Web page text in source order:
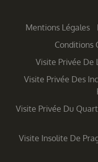
Mentions Légales
Conditions
Visite Privée De
Visite Privée Des
Visite Privée Du
Visite Insolite De